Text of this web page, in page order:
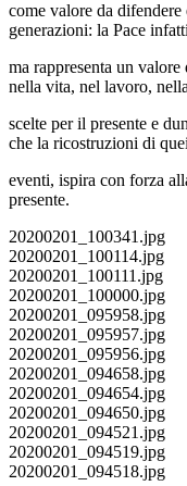
come valore da
generazioni: la Pace
ma rappresenta un valore
nella vita, nel lavoro,
scelte per il presente e
che la ricostruzioni di
eventi, ispira con forza
presente.
20200201_100341.jpg
20200201_100114.jpg
20200201_100111.jpg
20200201_100000.jpg
20200201_095958.jpg
20200201_095957.jpg
20200201_095956.jpg
20200201_094658.jpg
20200201_094654.jpg
20200201_094650.jpg
20200201_094521.jpg
20200201_094519.jpg
20200201_094518.jpg